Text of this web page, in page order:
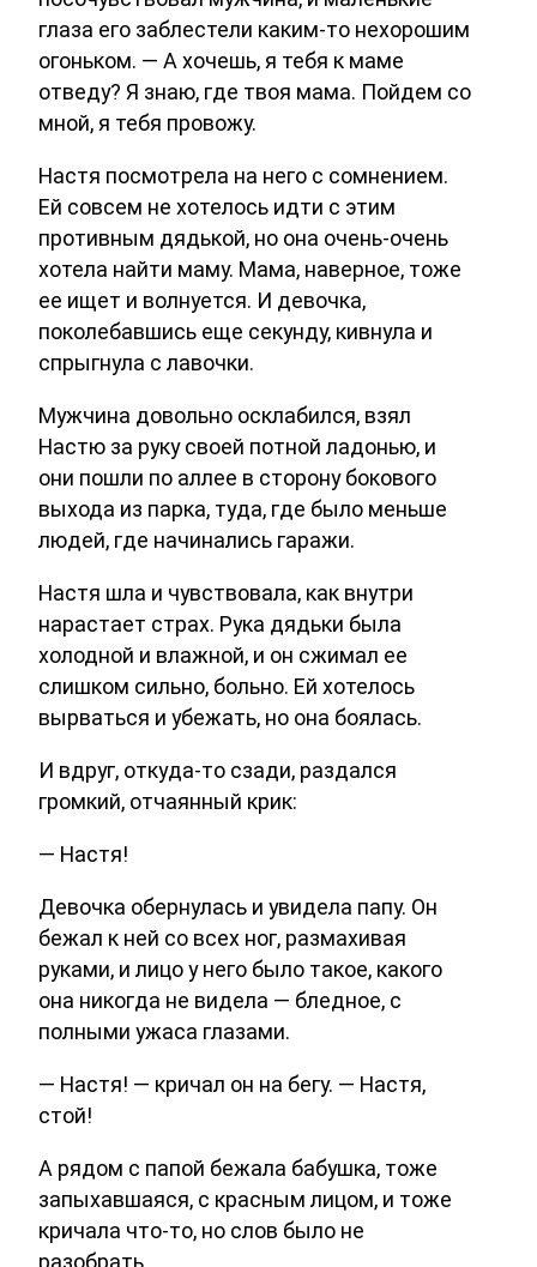
глаза его заблестели каким-то нехорошим
огоньком. — А хочешь, я тебя к маме
отведу? Я знаю, где твоя мама. Пойдем со
мной, я тебя провожу.
Настя посмотрела на него с сомнением.
Ей совсем не хотелось идти с этим
противным дядькой, но она очень-очень
хотела найти маму. Мама, наверное, тоже
ее ищет и волнуется. И девочка,
поколебавшись еще секунду, кивнула и
спрыгнула с лавочки.
Мужчина довольно осклабился, взял
Настю за руку своей потной ладонью, и
они пошли по аллее в сторону бокового
выхода из парка, туда, где было меньше
людей, где начинались гаражи.
Настя шла и чувствовала, как внутри
нарастает страх. Рука дядьки была
холодной и влажной, и он сжимал ее
слишком сильно, больно. Ей хотелось
вырваться и убежать, но она боялась.
И вдруг, откуда-то сзади, раздался
громкий, отчаянный крик:
— Настя!
Девочка обернулась и увидела папу. Он
бежал к ней со всех ног, размахивая
руками, и лицо у него было такое, какого
она никогда не видела — бледное, с
полными ужаса глазами.
— Настя! — кричал он на бегу. — Настя,
стой!
А рядом с папой бежала бабушка, тоже
запыхавшаяся, с красным лицом, и тоже
кричала что-то, но слов было не
разобрать.